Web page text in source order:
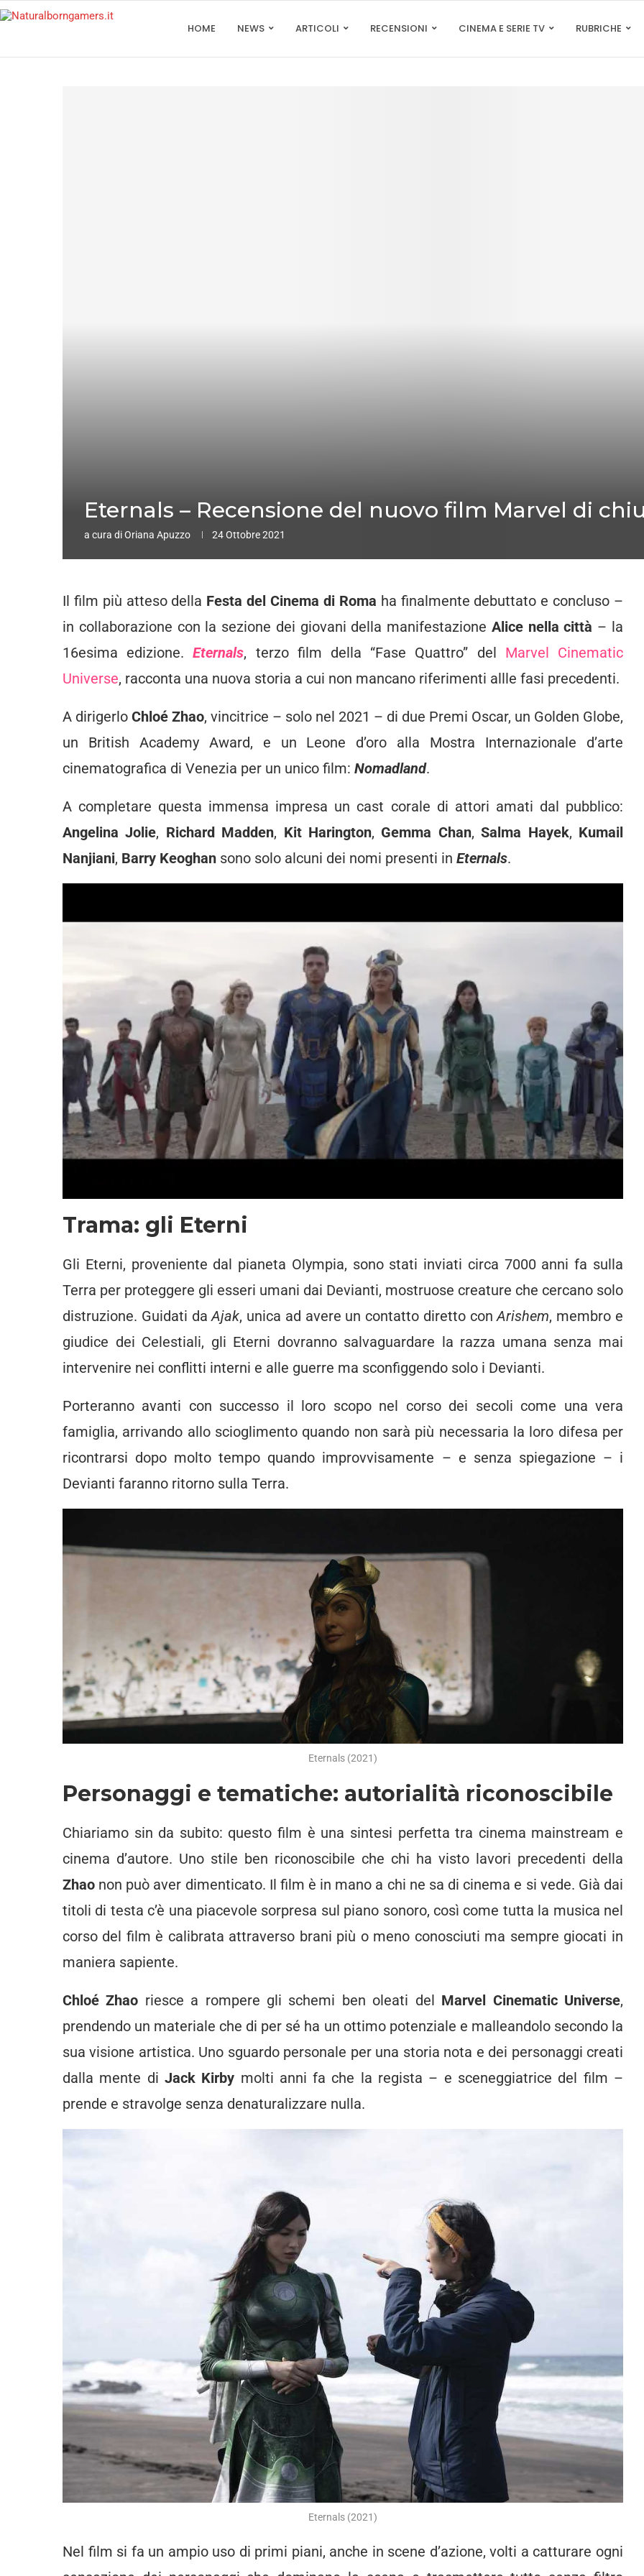
HOME NEWS ARTICOLI RECENSIONI CINEMA E SERIE TV RUBRICHE
Eternals – Recensione del nuovo film Marvel di
a cura diOriana Apuzzo 24 Ottobre 2021
Il film più atteso della Festa del Cinema di Roma ha finalmente debuttato e concluso –
in collaborazione con la sezione dei giovani della manifestazione Alice nella città – la
16esima edizione.Eternals, terzo film della “Fase Quattro” del Marvel Cinematic
Universe, racconta una nuova storia a cui non mancano riferimenti allle fasi precedenti.
A dirigerlo Chloé Zhao, vincitrice – solo nel 2021 – di due Premi Oscar, un Golden Globe,
un British Academy Award, e un Leone d’oro alla Mostra Internazionale d’arte
cinematografica di Venezia per un unico film: Nomadland.
A completare questa immensa impresa un cast corale di attori amati dal pubblico:
Angelina Jolie, Richard Madden, Kit Harington, Gemma Chan,Salma Hayek, Kumail
Nanjiani, Barry Keoghan sono solo alcuni dei nomi presenti in Eternals.
Trama: gli Eterni
Gli Eterni, proveniente dal pianeta Olympia, sono stati inviati circa 7000 anni fa sulla
Terra per proteggere gli esseri umani dai Devianti, mostruose creature che cercano solo
distruzione. Guidati daAjak, unica ad avere un contatto diretto conArishem, membro e
giudice dei Celestiali, gli Eterni dovranno salvaguardare la razza umana senza mai
intervenire nei conflitti interni e alle guerre ma sconfiggendo solo i Devianti.
Porteranno avanti con successo il loro scopo nel corso dei secoli come una vera
famiglia, arrivando allo scioglimento quando non sarà più necessaria la loro difesa per
ricontrarsi dopo molto tempo quando improvvisamente – e senza spiegazione – i
Devianti faranno ritorno sulla Terra.
Eternals (2021)
Personaggi e tematiche: autorialità riconoscibile
Chiariamo sin da subito: questo film è una sintesi perfetta tra cinema mainstream e
cinema d’autore. Uno stile ben riconoscibile che chi ha visto lavori precedenti della
Zhao non può aver dimenticato. Il film è in mano a chi ne sa di cinema e si vede. Già dai
titoli di testa c’è una piacevole sorpresa sul piano sonoro, così come tutta la musica nel
corso del film è calibrata attraverso brani più o meno conosciuti ma sempre giocati in
maniera sapiente.
Chloé Zhao riesce a rompere gli schemi ben oleati del Marvel Cinematic Universe,
prendendo un materiale che di per sé ha un ottimo potenziale e malleandolo secondo la
sua visione artistica. Uno sguardo personale per una storia nota e dei personaggi creati
dalla mente di Jack Kirby molti anni fa che la regista – e sceneggiatrice del film –
prende e stravolge senza denaturalizzare nulla.
Eternals (2021)
Nel film si fa un ampio uso di primi piani, anche in scene d’azione, volti a catturare ogni